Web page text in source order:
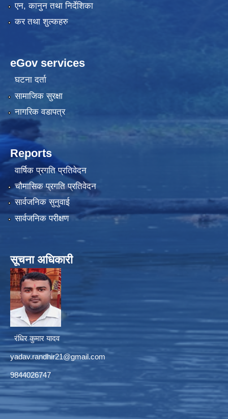
एन, कानुन तथा निर्देशिका
कर तथा शुल्कहरु
eGov services
घटना दर्ता
सामाजिक सुरक्षा
नागरिक वडापत्र
Reports
वार्षिक प्रगति प्रतिवेदन
चौमासिक प्रगति प्रतिवेदन
सार्वजनिक सुनुवाई
सार्वजनिक परीक्षण
सूचना अधिकारी
रंधिर कुमार यादव
yadav.randhir21@gmail.com
9844026747